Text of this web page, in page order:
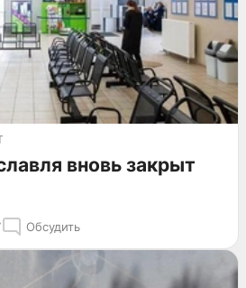
вновь закрыт
Обсудить